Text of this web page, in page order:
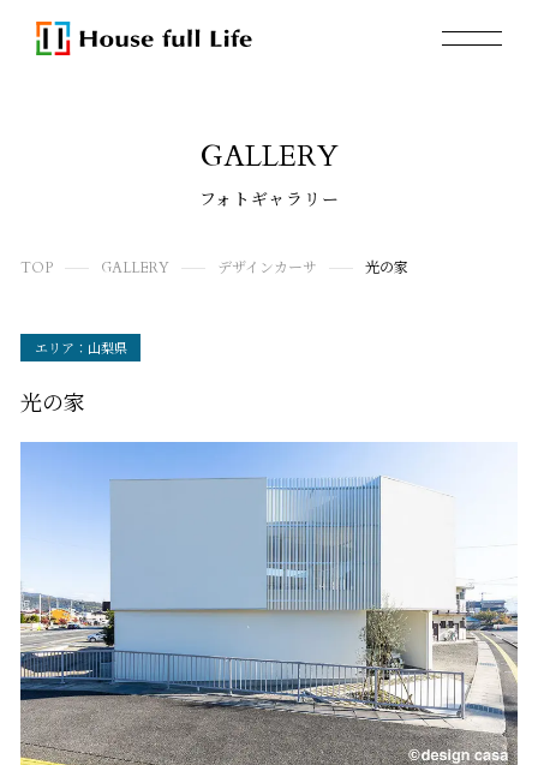
GALLERY
フォトギャラリー
TOP GALLERY デザインカーサ 光の家
エリア：山梨県
光の家